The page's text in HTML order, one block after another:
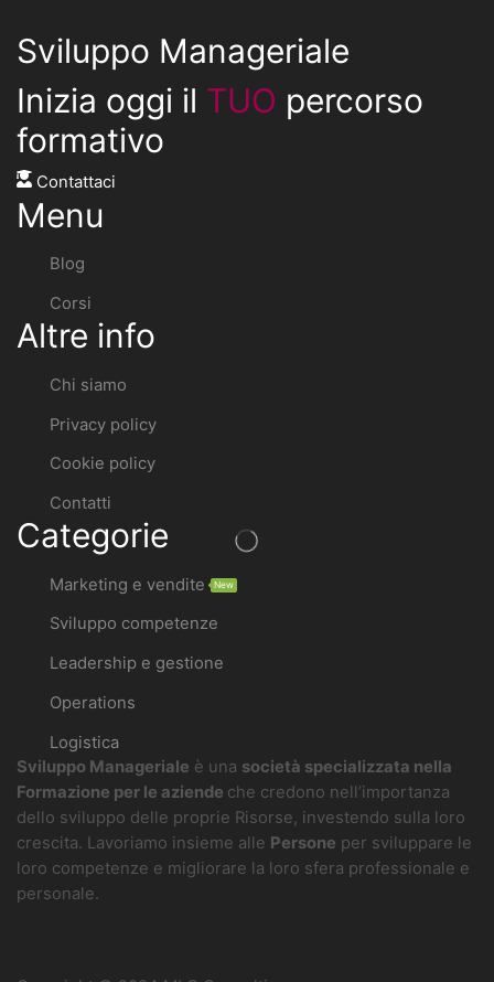
Sviluppo Manageriale
Inizia oggi il TUO percorso
formativo
Contattaci
Menu
Blog
Corsi
Altre info
Chi siamo
Privacy policy
Cookie policy
Contatti
Categorie
Marketing e vendite New
Sviluppo competenze
Leadership e gestione
Operations
Logistica
Sviluppo Manageriale è una società specializzata nella
Formazione per le aziende che credono nell’importanza
dello sviluppo delle proprie Risorse, investendo sulla loro
crescita. Lavoriamo insieme alle Persone per sviluppare le
loro competenze e migliorare la loro sfera professionale e
personale.